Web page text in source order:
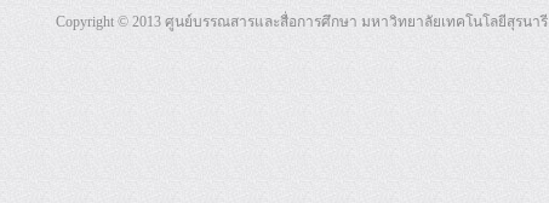
Copyright © 2013 ศูนย์บรรณสารและสื่อการศึกษา มหาวิทยาลัยเทคโนโลยีสุรนารี